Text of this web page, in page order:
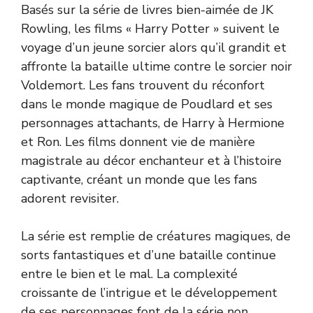
Basés sur la série de livres bien-aimée de JK
Rowling, les films « Harry Potter » suivent le
voyage d’un jeune sorcier alors qu’il grandit et
affronte la bataille ultime contre le sorcier noir
Voldemort. Les fans trouvent du réconfort
dans le monde magique de Poudlard et ses
personnages attachants, de Harry à Hermione
et Ron. Les films donnent vie de manière
magistrale au décor enchanteur et à l’histoire
captivante, créant un monde que les fans
adorent revisiter.
La série est remplie de créatures magiques, de
sorts fantastiques et d’une bataille continue
entre le bien et le mal. La complexité
croissante de l’intrigue et le développement